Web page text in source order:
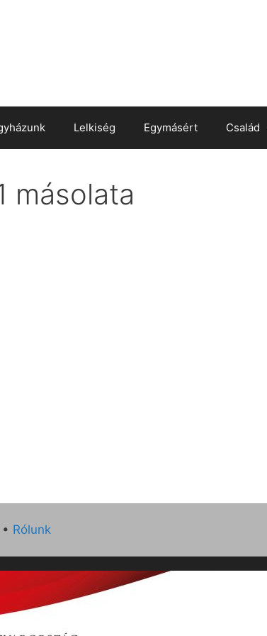
Lelkiség Egymásért Család
másolata
• Rólunk